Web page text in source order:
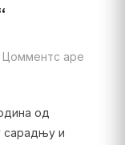
Цомментс аре
од
сарадњу и